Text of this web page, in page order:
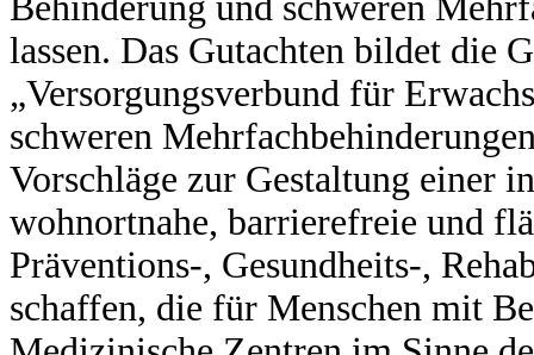
lassen. Das Gutachten bildet die
„Versorgungsverbund für
schweren
Vorschläge zur Gestaltung einer
wohnortnahe, barrierefreie und
Präventions-, Gesundheits-,
schaffen, die für Menschen mit